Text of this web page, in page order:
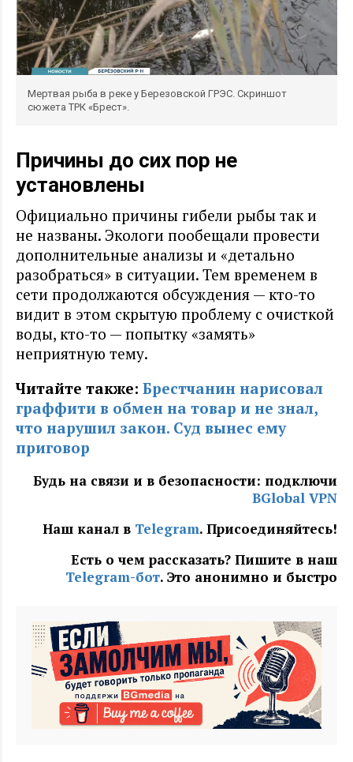
Мертвая рыба в реке у Березовской ГРЭС. Скриншот
сюжета ТРК «Брест».
Причины до сих пор не
установлены
Официально причины гибели рыбы так и
не названы. Экологи пообещали провести
дополнительные анализы и «детально
разобраться» в ситуации. Тем временем в
сети продолжаются обсуждения — кто-то
видит в этом скрытую проблему с очисткой
воды, кто-то — попытку «замять»
неприятную тему.
Читайте также: Брестчанин нарисовал
граффити в обмен на товар и не знал,
что нарушил закон. Суд вынес ему
приговор
Будь на связи и в безопасности: подключи
BGlobal VPN
Наш канал в Telegram. Присоединяйтесь!
Есть о чем рассказать? Пишите в наш
Telegram-бот. Это анонимно и быстро